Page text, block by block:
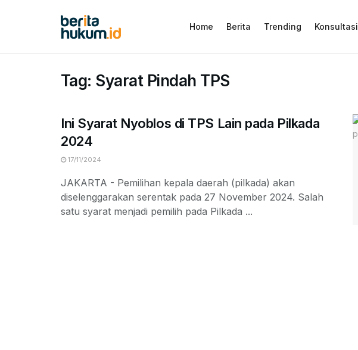
Home Berita Trending Konsultasi
Tag: Syarat Pindah TPS
Ini Syarat Nyoblos di TPS Lain pada Pilkada
2024
17/11/2024
JAKARTA - Pemilihan kepala daerah (pilkada) akan
diselenggarakan serentak pada 27 November 2024. Salah
satu syarat menjadi pemilih pada Pilkada ...